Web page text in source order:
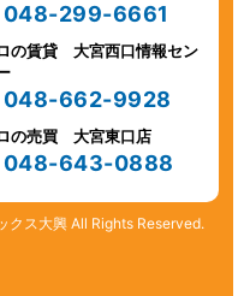
048-299-6661
の賃貸 大宮西口情報セン
048-662-9928
の売買 大宮東口店
048-643-0888
クス大興 All Rights Reserved.